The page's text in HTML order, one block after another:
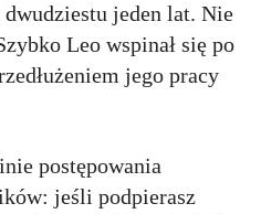
dwudziestu jeden lat. Nie
Leo wspinał się po
jego pracy
postępowania
jeśli podpierasz